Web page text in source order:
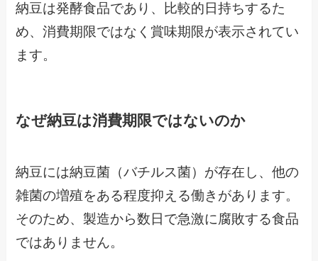
納豆は発酵食品であり、比較的日持ちするた
め、消費期限ではなく賞味期限が表示されてい
ます。
なぜ納豆は消費期限ではないのか
納豆には納豆菌（バチルス菌）が存在し、他の
雑菌の増殖をある程度抑える働きがあります。
そのため、製造から数日で急激に腐敗する食品
ではありません。